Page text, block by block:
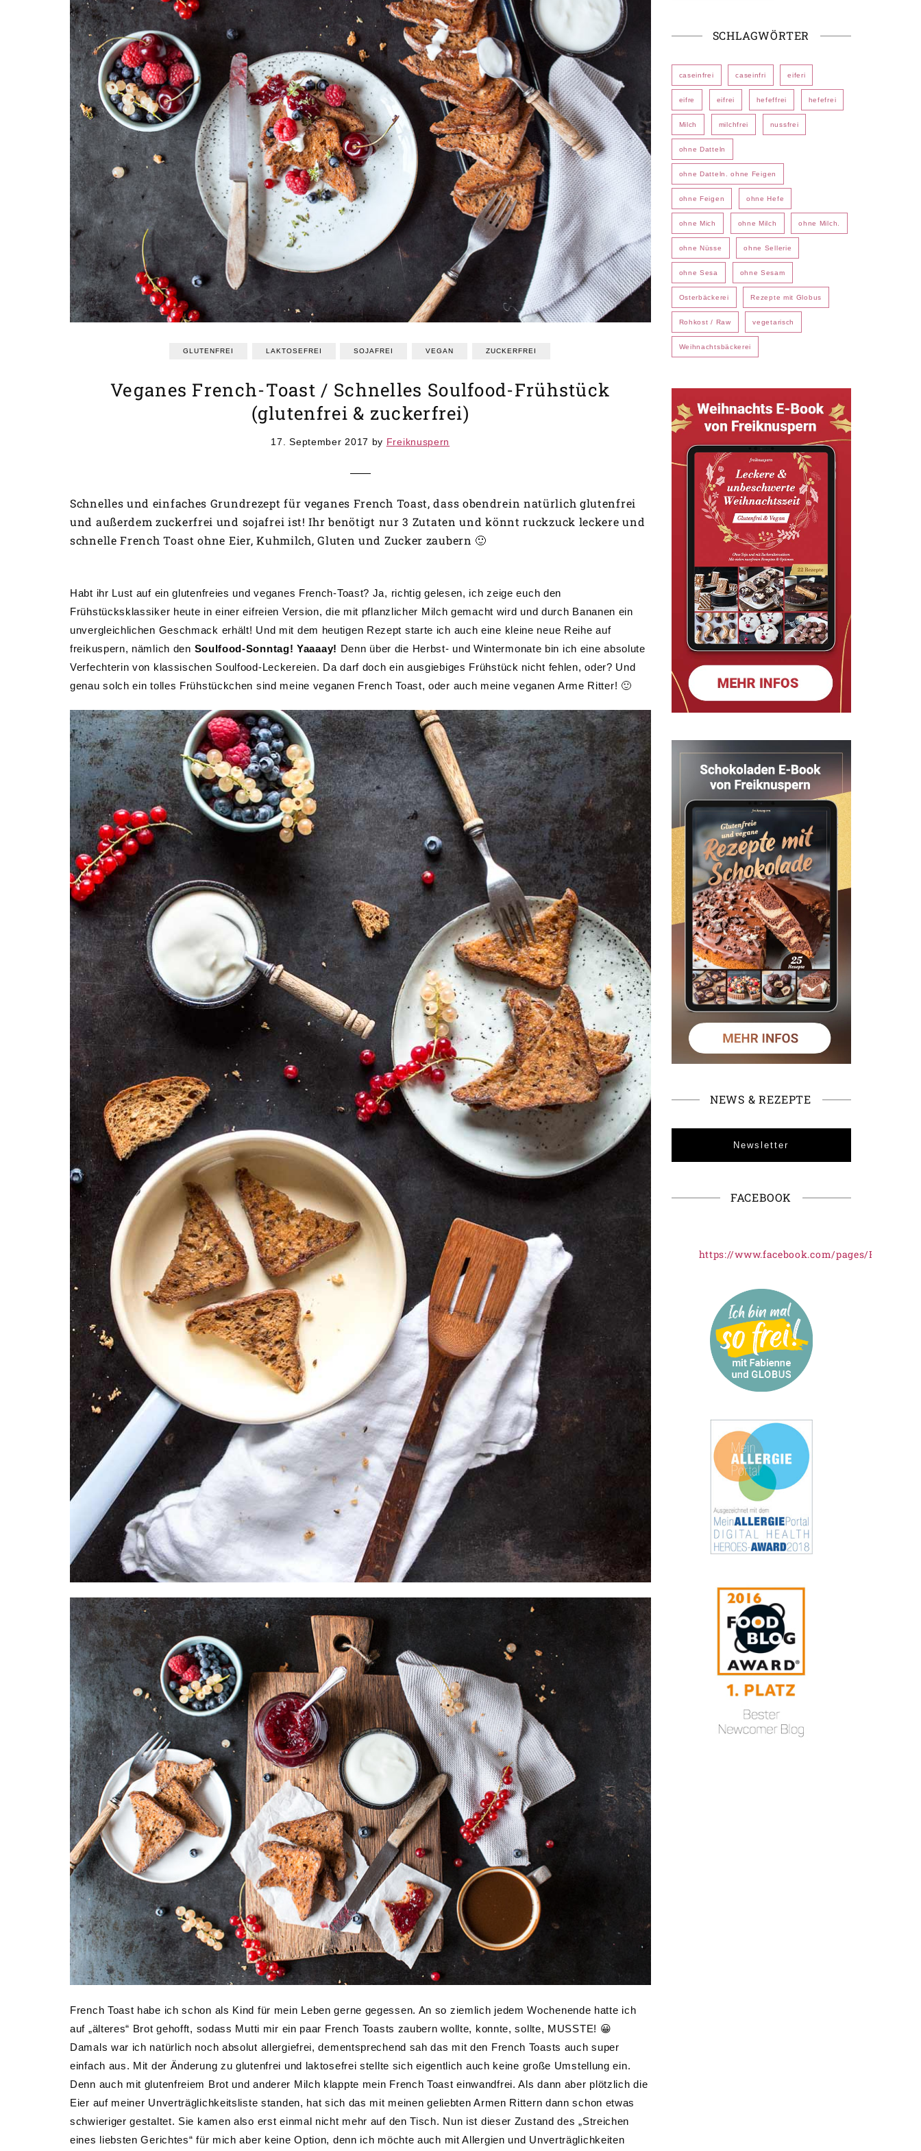
REZEPTEINDEX
GLUTENFREI LAKTOSEFREI SOJAFREI VEGAN ZUCKERFREI
Veganes French-Toast / Schnelles Soulfood-Frühstück
(glutenfrei & zuckerfrei)
17. September 2017 by Freiknuspern
Schnelles und einfaches Grundrezept für veganes French Toast, dass obendrein natürlich glutenfrei
und außerdem zuckerfrei und sojafrei ist! Ihr benötigt nur 3 Zutaten und könnt ruckzuck leckere und
schnelle French Toast ohne Eier, Kuhmilch, Gluten und Zucker zaubern 🙂
Habt ihr Lust auf ein glutenfreies und veganes French-Toast? Ja, richtig gelesen, ich zeige euch den
Frühstücksklassiker heute in einer eifreien Version, die mit pflanzlicher Milch gemacht wird und durch Bananen ein
unvergleichlichen Geschmack erhält! Und mit dem heutigen Rezept starte ich auch eine kleine neue Reihe auf
freikuspern, nämlich den Soulfood-Sonntag! Yaaaay! Denn über die Herbst- und Wintermonate bin ich eine absolute
Verfechterin von klassischen Soulfood-Leckereien. Da darf doch ein ausgiebiges Frühstück nicht fehlen, oder? Und
genau solch ein tolles Frühstückchen sind meine veganen French Toast, oder auch meine veganen Arme Ritter! 🙂
French Toast habe ich schon als Kind für mein Leben gerne gegessen. An so ziemlich jedem Wochenende hatte ich
auf „älteres“ Brot gehofft, sodass Mutti mir ein paar French Toasts zaubern wollte, konnte, sollte, MUSSTE! 😀
Damals war ich natürlich noch absolut allergiefrei, dementsprechend sah das mit den French Toasts auch super
einfach aus. Mit der Änderung zu glutenfrei und laktosefrei stellte sich eigentlich auch keine große Umstellung ein.
Denn auch mit glutenfreiem Brot und anderer Milch klappte mein French Toast einwandfrei. Als dann aber plötzlich die
Eier auf meiner Unverträglichkeitsliste standen, hat sich das mit meinen geliebten Armen Rittern dann schon etwas
schwieriger gestaltet. Sie kamen also erst einmal nicht mehr auf den Tisch. Nun ist dieser Zustand des „Streichen
eines liebsten Gerichtes“ für mich aber keine Option, denn ich möchte auch mit Allergien und Unverträglichkeiten
SCHLAGWÖRTER
caseinfrei caseinfri eiferi
eifre eifrei hefeffrei hefefrei
Milch milchfrei nussfrei
ohne Datteln
ohne Datteln. ohne Feigen
ohne Feigen ohne Hefe
ohne Mich ohne Milch ohne Milch.
ohne Nüsse ohne Sellerie
ohne Sesa ohne Sesam
Osterbäckerei Rezepte mit Globus
Rohkost / Raw vegetarisch
Weihnachtsbäckerei
NEWS & REZEPTE
Newsletter
FACEBOOK
https://www.facebook.com/pages/